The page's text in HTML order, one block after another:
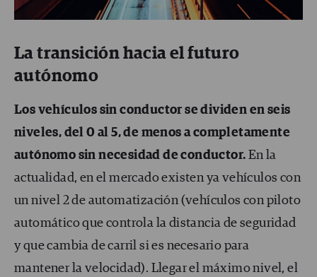
La transición hacia el futuro
autónomo
Los vehículos sin conductor se dividen en seis
niveles, del 0 al 5, de menos a completamente
autónomo sin necesidad de conductor. En la
actualidad, en el mercado existen ya vehículos con
un nivel 2 de automatización (vehículos con piloto
automático que controla la distancia de seguridad
y que cambia de carril si es necesario para
mantener la velocidad). Llegar el máximo nivel, el